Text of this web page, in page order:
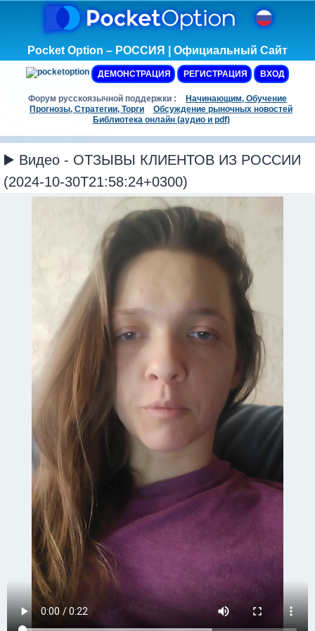
Pocket Option – РОССИЯ | Официальный Сайт
ДЕМОНСТРАЦИЯ РЕГИСТРАЦИЯ ВХОД
Форум русскоязычной поддержки :
Начинающим, Обучение
Прогнозы, Стратегии, Торги
Обсуждение рыночных новостей
Библиотека онлайн (аудио и pdf)
▶️ Видео - ОТЗЫВЫ КЛИЕНТОВ ИЗ РОССИИ
(2024-10-30T21:58:24+0300)